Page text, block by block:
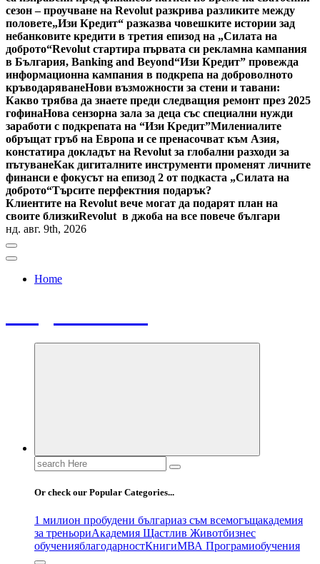
сезон – проучване на Revolut разкрива разликите между
половете„Изи Кредит“ разказва човешките истории зад
небанковите кредити в третия епизод на „Силата на
доброто“Revolut стартира първата си рекламна кампания
в България, Banking and Beyond“Изи Кредит” провежда
информационна кампания в подкрепа на доброволното
кръводаряванеНови възможности за стени и тавани:
Какво трябва да знаете преди следващия ремонт през 2025
гофинаНова сензорна зала за деца със специални нужди
заработи с подкрепата на “Изи Кредит”Милениалите
обръщат гръб на Европа и се пренасочват към Азия,
констатира докладът на Revolut за глобални разходи за
пътуванеКак дигиталните инструменти променят личните
финанси е фокусът на епизод 2 от подкаста „Силата на
доброто“Търсите перфектния подарък?
Клиентите на Revolut вече могат да подарят план на
своите близкиRevolut в джоба на все повече българи
нд. авг. 9th, 2026
Home
Search
for:
Or check our Popular Categories...
1 милион пробудени българиаз съм всемогъщакадемия
за треньориАкадемия Щастлив Животбизнес
обученияблагодарностКнигиМВА Програмиобучения